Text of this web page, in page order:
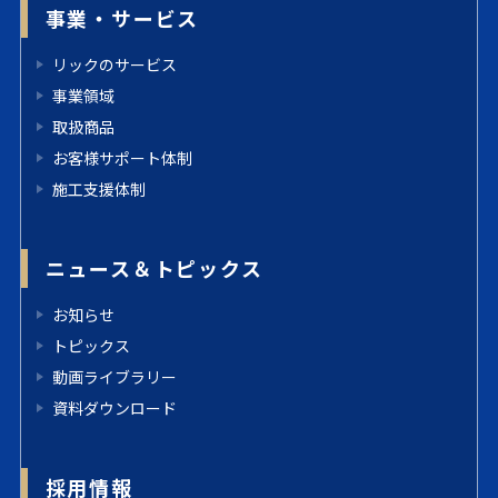
事業・サービス
リックのサービス
事業領域
取扱商品
お客様サポート体制
施工支援体制
ニュース＆トピックス
お知らせ
トピックス
動画ライブラリー
資料ダウンロード
採用情報